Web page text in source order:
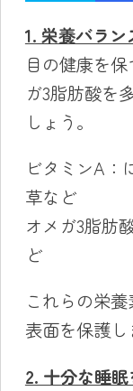
1. 栄養バラ
目の健康を
ガ3脂肪酸を
しょう。
ビタミンA：
草など
オメガ3脂肪
ど
これらの栄
表面を保護し
2. 十分な睡眠